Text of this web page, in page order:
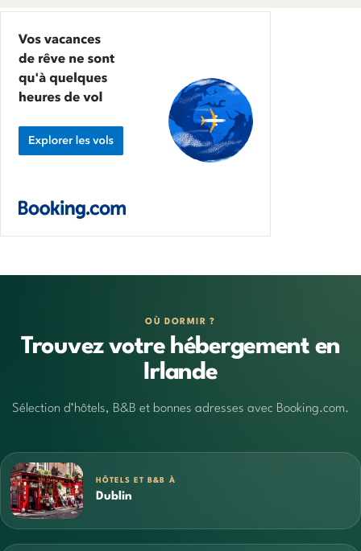
OÙ DORMIR ?
Trouvez votre hébergement en
Irlande
Sélection d’hôtels, B&B et bonnes adresses avec Booking.com.
HÔTELS ET B&B À
Dublin